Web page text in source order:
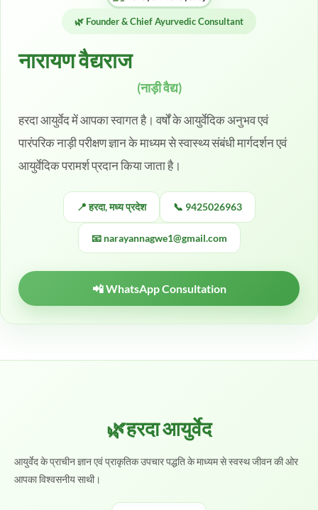
🌿 Founder & Chief Ayurvedic Consultant
नारायण वैद्यराज
(नाड़ी वैद्य)
हरदा आयुर्वेद में आपका स्वागत है। वर्षों के आयुर्वेदिक अनुभव एवं
पारंपरिक नाड़ी परीक्षण ज्ञान के माध्यम से स्वास्थ्य संबंधी मार्गदर्शन एवं
आयुर्वेदिक परामर्श प्रदान किया जाता है।
📍 हरदा, मध्य प्रदेश 📞 9425026963
📧 narayannagwe1@gmail.com
📲 WhatsApp Consultation
🌿हरदा आयुर्वेद
आयुर्वेद के प्राचीन ज्ञान एवं प्राकृतिक उपचार पद्धति के माध्यम से स्वस्थ जीवन की ओर
आपका विश्वसनीय साथी।